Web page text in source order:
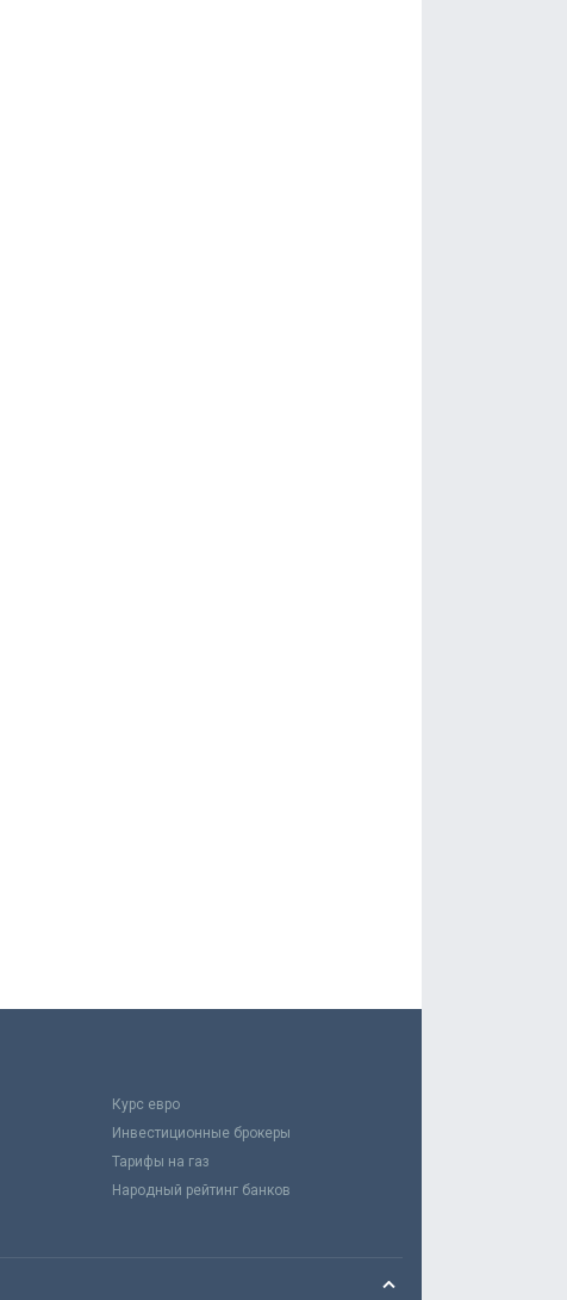
Курс евро
Инвестиционные брокеры
Тарифы на газ
Народный рейтинг банков